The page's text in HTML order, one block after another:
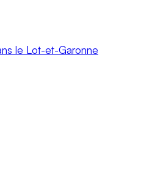
le Lot-et-Garonne